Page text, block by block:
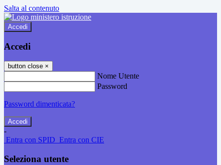
Salta al contenuto
Accedi
Accedi
button close ×
Nome Utente
Password
Password dimenticata?
-
Entra con SPID Entra con CIE
Seleziona utente